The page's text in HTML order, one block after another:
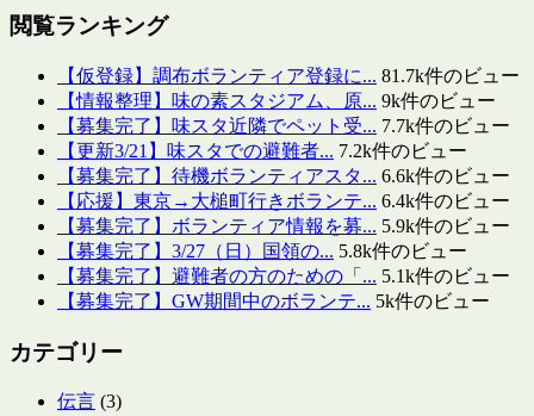
閲覧ランキング
【仮登録】調布ボランティア登録に... 81.7k件のビュー
【情報整理】味の素スタジアム、原... 9k件のビュー
【募集完了】味スタ近隣でペット受... 7.7k件のビュー
【更新3/21】味スタでの避難者... 7.2k件のビュー
【募集完了】待機ボランティアスタ... 6.6k件のビュー
【応援】東京→大槌町行きボランテ... 6.4k件のビュー
【募集完了】ボランティア情報を募... 5.9k件のビュー
【募集完了】3/27（日）国領の... 5.8k件のビュー
【募集完了】避難者の方のための「... 5.1k件のビュー
【募集完了】GW期間中のボランテ... 5k件のビュー
カテゴリー
伝言 (3)